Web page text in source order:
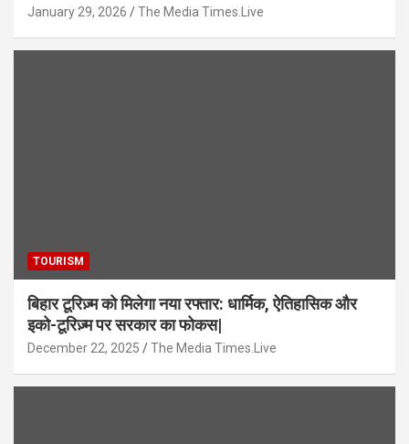
January 29, 2026 The Media Times.Live
TOURISM
बिहार टूरिज़्म को मिलेगा नया रफ्तार: धार्मिक, ऐतिहासिक और
इको-टूरिज़्म पर सरकार का फोकस|
December 22, 2025 The Media Times.Live